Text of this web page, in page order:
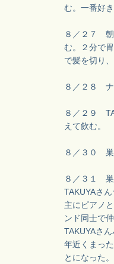
む。一番好
８／２７ 朝
む。２分で
で髪を切り
８／２８ ナ
８／２９
えて飲む。
８／３０ 巣
８／３１ 巣
TAKUYAさ
主にピアノ
ンド同士で
TAKUYAさ
年近くまっ
とになった